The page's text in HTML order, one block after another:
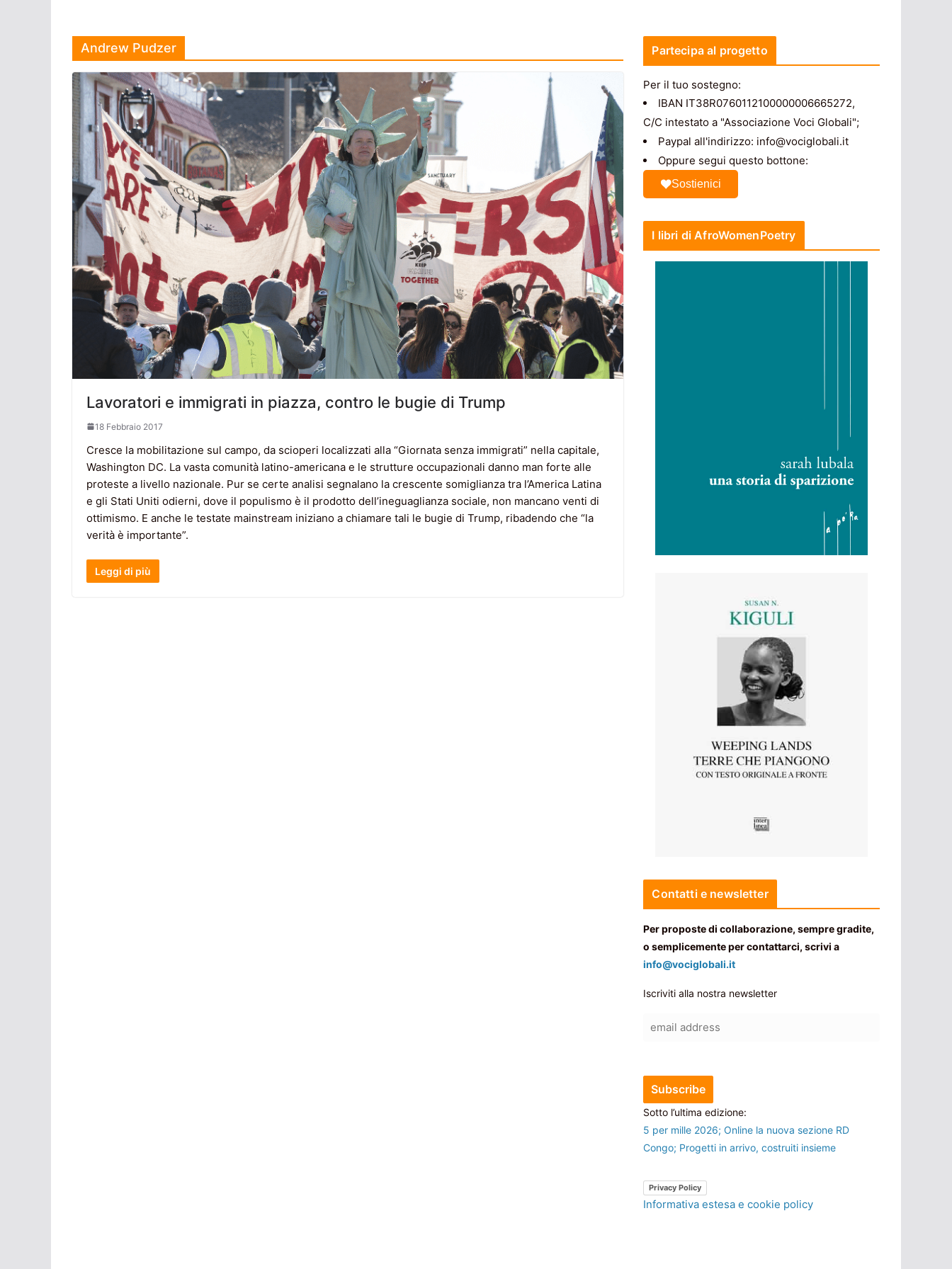
Andrew Pudzer
Lavoratori e immigrati in piazza, contro le bugie di Trump
18 Febbraio 2017
Cresce la mobilitazione sul campo, da scioperi localizzati alla “Giornata senza immigrati” nella capitale,
Washington DC. La vasta comunità latino-americana e le strutture occupazionali danno man forte alle
proteste a livello nazionale. Pur se certe analisi segnalano la crescente somiglianza tra l’America Latina
e gli Stati Uniti odierni, dove il populismo è il prodotto dell’ineguaglianza sociale, non mancano venti di
ottimismo. E anche le testate mainstream iniziano a chiamare tali le bugie di Trump, ribadendo che “la
verità è importante”.
Leggi di più
Partecipa al progetto
Per il tuo sostegno:
IBAN IT38R0760112100000006665272,
C/C intestato a "Associazione Voci Globali";
Paypal all'indirizzo: info@vociglobali.it
Oppure segui questo bottone:
Sostienici
I libri di AfroWomenPoetry
Contatti e newsletter
Per proposte di collaborazione, sempre gradite,
o semplicemente per contattarci, scrivi a
info@vociglobali.it
Iscriviti alla nostra newsletter
Sotto l’ultima edizione:
5 per mille 2026; Online la nuova sezione RD
Congo; Progetti in arrivo, costruiti insieme
Privacy Policy
Informativa estesa e cookie policy